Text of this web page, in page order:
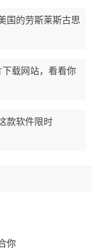
国的劳斯莱斯古思
载网站，看看你
款软件限时
你